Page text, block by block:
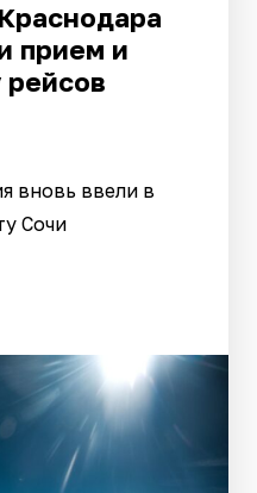
прием и
рейсов
вновь ввели в
Сочи